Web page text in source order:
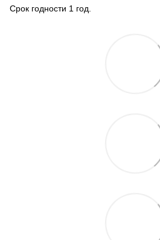
Срок годности 1 год.